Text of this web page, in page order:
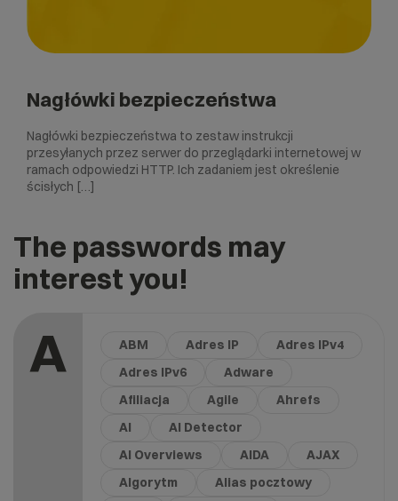
Nagłówki bezpieczeństwa
Nagłówki bezpieczeństwa to zestaw instrukcji
przesyłanych przez serwer do przeglądarki internetowej w
ramach odpowiedzi HTTP. Ich zadaniem jest określenie
ścisłych […]
The passwords may
interest you!
A ABM Adres IP
Adres IPv4
Adres IPv6
Adware
Afiliacja
Agile
Ahrefs
AI
AI Detector
AI Overviews
AIDA
AJAX
Algorytm
Alias pocztowy